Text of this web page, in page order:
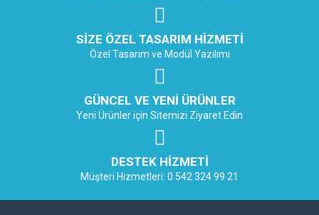
SIZE ÖZEL TASARIM HIZMETI
Özel Tasarım ve Modül Yazılımı
GÜNCEL VE YENI ÜRÜNLER
Yeni Ürünler için Sitemizi Ziyaret Edin
DESTEK HIZMETI
Müşteri Hizmetleri: 0 542 324 99 21